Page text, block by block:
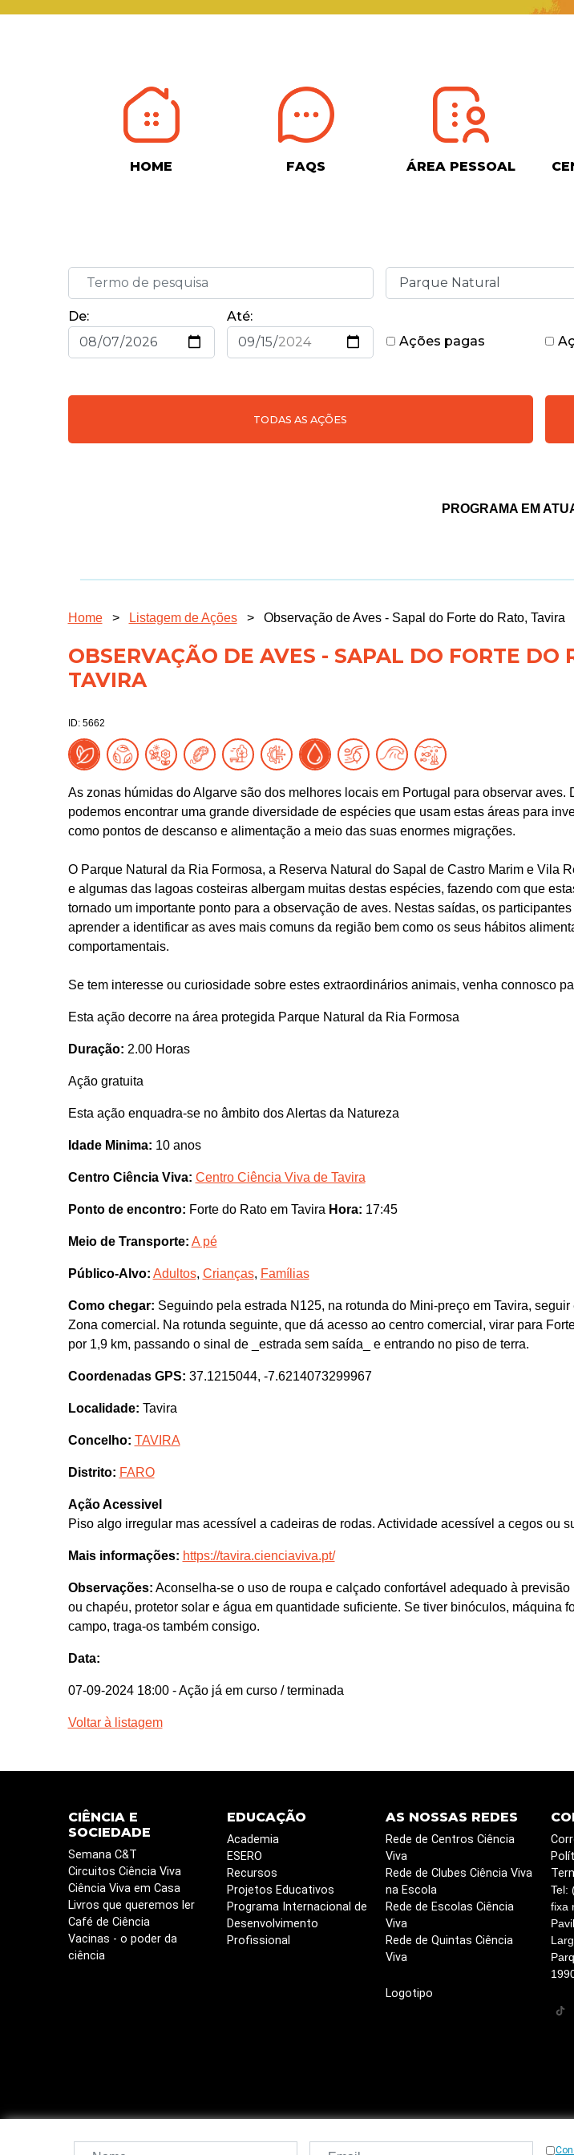
HOME FAQS ÁREA PESSOAL
De:
Até:
Ações pagas
TODAS AS AÇÕES
PROGRAMA EM
Home > Listagem de Ações > Observação de Aves - Sapal do Forte do Rato, Tavira
OBSERVAÇÃO DE AVES - SAPAL DO FORTE DO
TAVIRA
ID: 5662
As zonas húmidas do Algarve são dos melhores locais em Portugal para observar aves.
podemos encontrar uma grande diversidade de espécies que usam estas áreas para
como pontos de descanso e alimentação a meio das suas enormes migrações.
O Parque Natural da Ria Formosa, a Reserva Natural do Sapal de Castro Marim e Vila
e algumas das lagoas costeiras albergam muitas destas espécies, fazendo com que
tornado um importante ponto para a observação de aves. Nestas saídas, os
aprender a identificar as aves mais comuns da região bem como os seus hábitos
comportamentais.
Se tem interesse ou curiosidade sobre estes extraordinários animais, venha connosco
Esta ação decorre na área protegida Parque Natural da Ria Formosa
Duração: 2.00 Horas
Ação gratuita
Esta ação enquadra-se no âmbito dos Alertas da Natureza
Idade Minima: 10 anos
Centro Ciência Viva: Centro Ciência Viva de Tavira
Ponto de encontro: Forte do Rato em Tavira Hora: 17:45
Meio de Transporte: A pé
Público-Alvo: Adultos, Crianças, Famílias
Como chegar: Seguindo pela estrada N125, na rotunda do Mini-preço em Tavira, seguir
Zona comercial. Na rotunda seguinte, que dá acesso ao centro comercial, virar para
por 1,9 km, passando o sinal de _estrada sem saída_ e entrando no piso de terra.
Coordenadas GPS: 37.1215044, -7.6214073299967
Localidade: Tavira
Concelho: TAVIRA
Distrito: FARO
Ação Acessivel
Piso algo irregular mas acessível a cadeiras de rodas. Actividade acessível a cegos ou
Mais informações: https://tavira.cienciaviva.pt/
Observações: Aconselha-se o uso de roupa e calçado confortável adequado à
ou chapéu, protetor solar e água em quantidade suficiente. Se tiver binóculos, máquina
campo, traga-os também consigo.
Data:
07-09-2024 18:00 - Ação já em curso / terminada
Voltar à listagem
CIÊNCIA E
SOCIEDADE
Semana C&T
Circuitos Ciência Viva
Ciência Viva em Casa
Livros que queremos ler
Café de Ciência
Vacinas - o poder da
ciência
EDUCAÇÃO
Academia
ESERO
Recursos
Projetos Educativos
Programa Internacional de
Desenvolvimento
Profissional
AS NOSSAS REDES
Rede de Centros Ciência
Viva
Rede de Clubes Ciência Viva
na Escola
Rede de Escolas Ciência
Viva
Rede de Quintas Ciência
Viva
Logotipo
Tel:
fixa